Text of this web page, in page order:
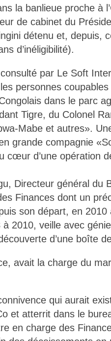
la banlieue proche à
de cabinet du
détenu et, depuis,
d’inéligibilité).
par Le Soft
personnes coupables
dans le parc
Tigre, du Colonel
Mabe et autres».
grande compagnie
cœur d’une opération
Directeur général du
Finances dont un
son départ, en
2010, veille avec
d’une boîte
avait la charge du
qui aurait
et atterrit dans le
en charge des